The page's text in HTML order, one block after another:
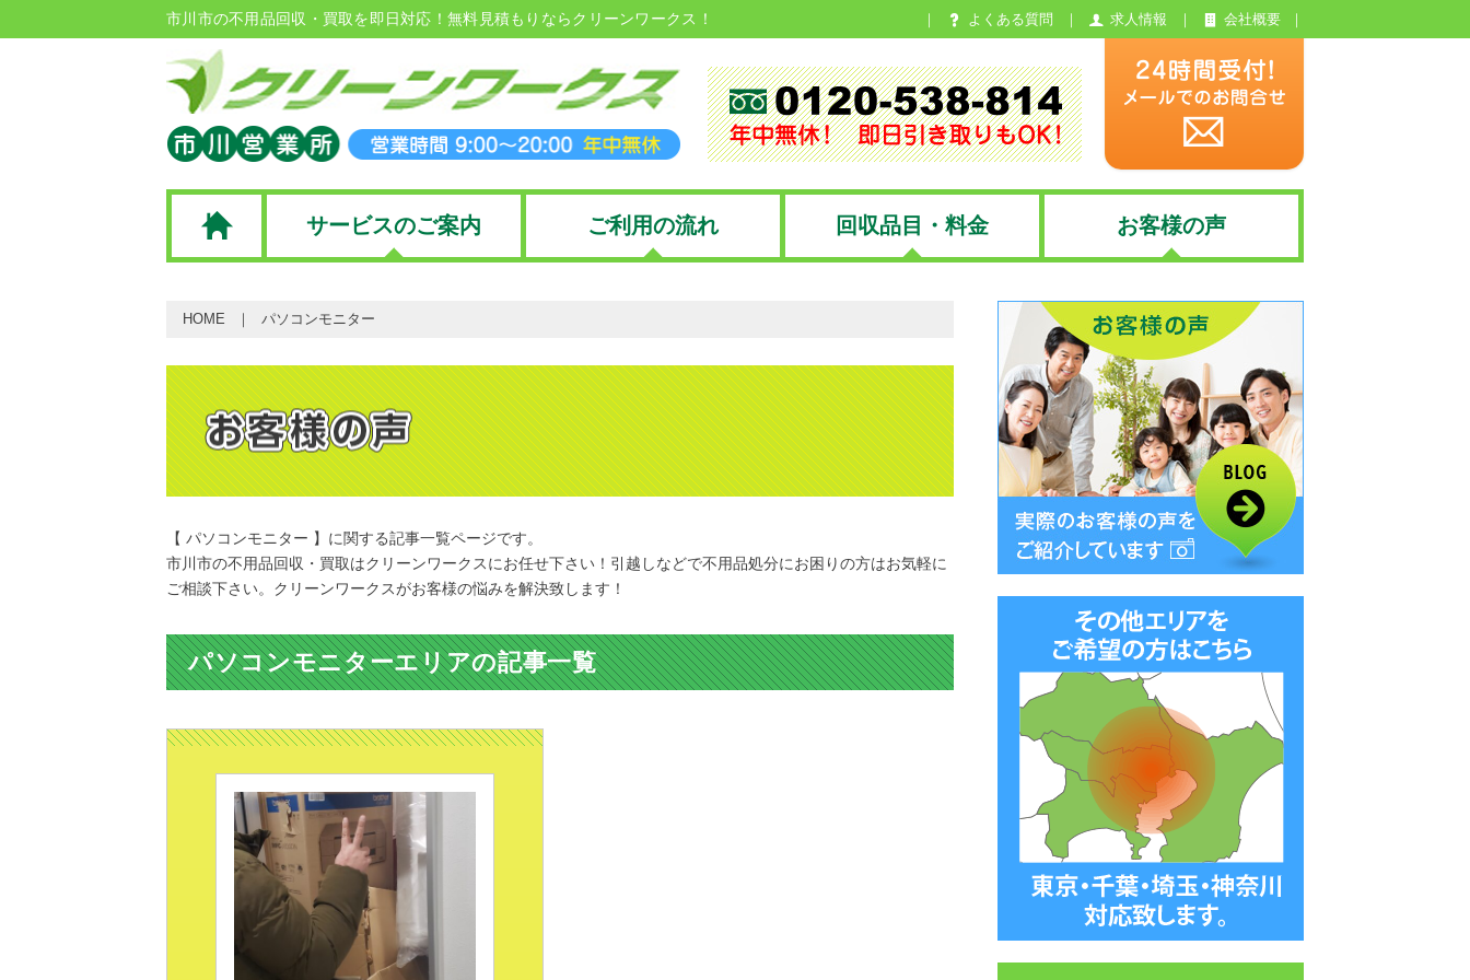
市川市の不用品回収・買取を即日対応！無料見積もりならクリーンワークス！ よくある質問 求人情報 会社概要
サービスのご案内 ご利用の流れ 回収品目・料金 お客様の声
HOME パソコンモニター
【 パソコンモニター 】に関する記事一覧ページです。
市川市の不用品回収・買取はクリーンワークスにお任せ下さい！引越しなどで不用品処分にお困りの方はお気軽に
ご相談下さい。クリーンワークスがお客様の悩みを解決致します！
パソコンモニターエリアの記事一覧